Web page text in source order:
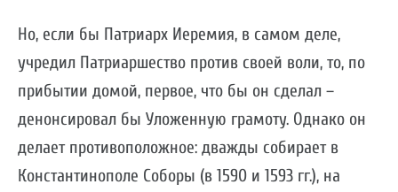
Но, если бы Патриарх Иеремия, в самом деле,
учредил Патриаршество против своей воли, то, по
прибытии домой, первое, что бы он сделал –
денонсировал бы Уложенную грамоту. Однако он
делает противоположное: дважды собирает в
Константинополе Соборы (в 1590 и 1593 гг.), на